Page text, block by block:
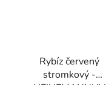
Rybíz červený
stromkový -
HEINEMANNUV